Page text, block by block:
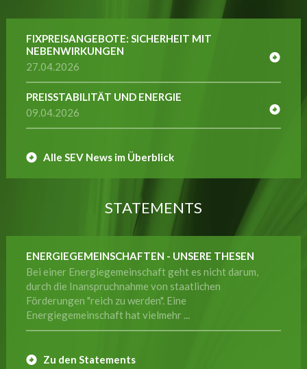
FIXPREISANGEBOTE: SICHERHEIT MIT
NEBENWIRKUNGEN
27.04.2026
PREISSTABILITÄT UND ENERGIE
09.04.2026
Alle SEV News im Überblick
STATEMENTS
ENERGIEGEMEINSCHAFTEN - UNSERE THESEN
Bei einer Energiegemeinschaft geht es nicht darum,
durch die Inanspruchnahme von staatlichen
Förderungen "reich zu werden". Eine
Energiegemeinschaft hat vielmehr ...
Zu den Statements